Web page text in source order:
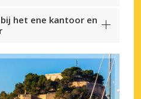
het ene kantoor en